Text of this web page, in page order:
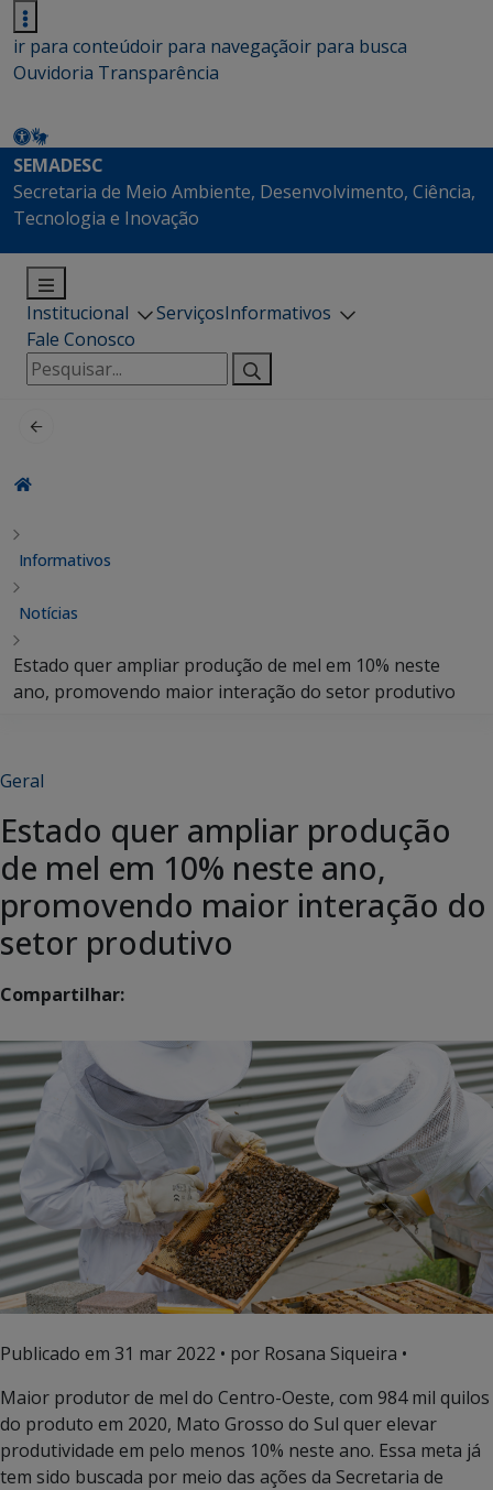
ir para conteúdoir para navegaçãoir para busca
Ouvidoria Transparência
SEMADESC
Secretaria de Meio Ambiente, Desenvolvimento, Ciência,
Tecnologia e Inovação
Institucional ServiçosInformativos
Fale Conosco
Pesquisar
por:
Informativos
Notícias
Estado quer ampliar produção de mel em 10% neste
ano, promovendo maior interação do setor produtivo
Geral
Estado quer ampliar produção
de mel em 10% neste ano,
promovendo maior interação do
setor produtivo
Compartilhar:
Publicado em 31 mar 2022 • por Rosana Siqueira •
Maior produtor de mel do Centro-Oeste, com 984 mil quilos
do produto em 2020, Mato Grosso do Sul quer elevar
produtividade em pelo menos 10% neste ano. Essa meta já
tem sido buscada por meio das ações da Secretaria de